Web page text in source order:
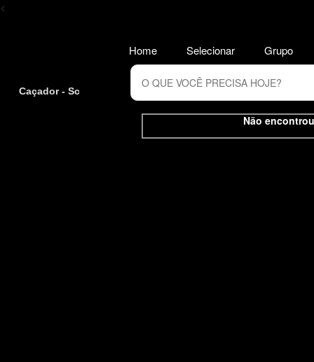
<
Caçador - Sc
Não
Home Selecionar Grupo